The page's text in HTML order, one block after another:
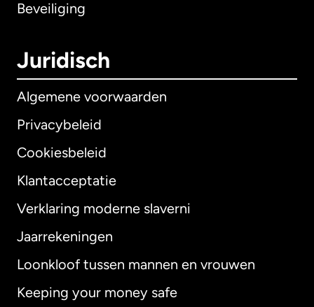
Beveiliging
Juridisch
Algemene voorwaarden
Privacybeleid
Cookiesbeleid
Klantacceptatie
Verklaring moderne slaverni
Jaarrekeningen
Loonkloof tussen mannen en vrouwen
Keeping your money safe
Internationaal English
Australië